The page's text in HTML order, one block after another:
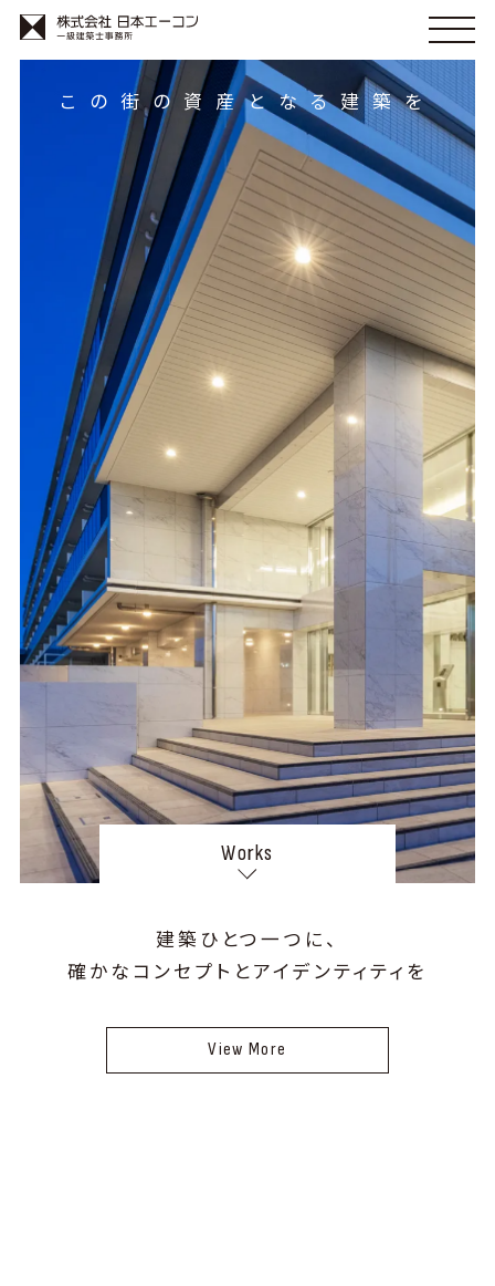
この街の資産となる建築を
Works
建築ひとつ一つに、
確かなコンセプトとアイデンティティを
View More